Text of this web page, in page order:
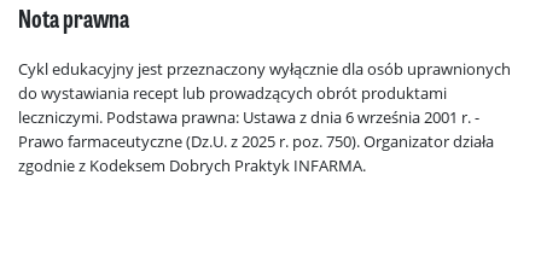
Nota prawna
Cykl edukacyjny jest przeznaczony wyłącznie dla osób uprawnionych
do wystawiania recept lub prowadzących obrót produktami
leczniczymi. Podstawa prawna: Ustawa z dnia 6 września 2001 r. -
Prawo farmaceutyczne (Dz.U. z 2025 r. poz. 750). Organizator działa
zgodnie z Kodeksem Dobrych Praktyk INFARMA.